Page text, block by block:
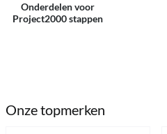
Onderdelen voor
Project2000 stappen
Onze topmerken